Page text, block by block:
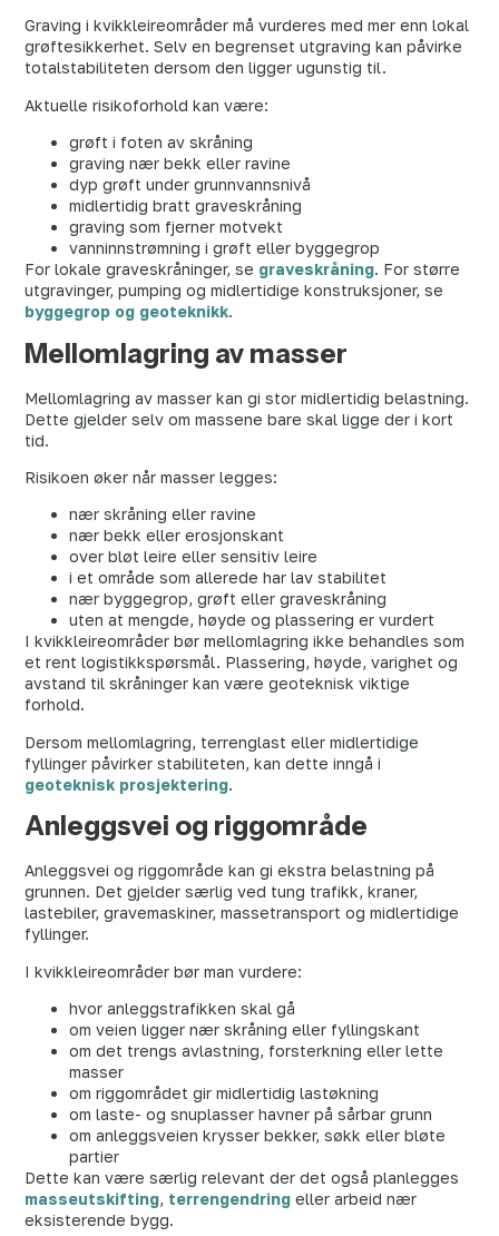
Graving i kvikkleireområder må vurderes med mer enn lokal
grøftesikkerhet. Selv en begrenset utgraving kan påvirke
totalstabiliteten dersom den ligger ugunstig til.
Aktuelle risikoforhold kan være:
grøft i foten av skråning
graving nær bekk eller ravine
dyp grøft under grunnvannsnivå
midlertidig bratt graveskråning
graving som fjerner motvekt
vanninnstrømning i grøft eller byggegrop
For lokale graveskråninger, se graveskråning. For større
utgravinger, pumping og midlertidige konstruksjoner, se
byggegrop og geoteknikk.
Mellomlagring av masser
Mellomlagring av masser kan gi stor midlertidig belastning.
Dette gjelder selv om massene bare skal ligge der i kort
tid.
Risikoen øker når masser legges:
nær skråning eller ravine
nær bekk eller erosjonskant
over bløt leire eller sensitiv leire
i et område som allerede har lav stabilitet
nær byggegrop, grøft eller graveskråning
uten at mengde, høyde og plassering er vurdert
I kvikkleireområder bør mellomlagring ikke behandles som
et rent logistikkspørsmål. Plassering, høyde, varighet og
avstand til skråninger kan være geoteknisk viktige
forhold.
Dersom mellomlagring, terrenglast eller midlertidige
fyllinger påvirker stabiliteten, kan dette inngå i
geoteknisk prosjektering.
Anleggsvei og riggområde
Anleggsvei og riggområde kan gi ekstra belastning på
grunnen. Det gjelder særlig ved tung trafikk, kraner,
lastebiler, gravemaskiner, massetransport og midlertidige
fyllinger.
I kvikkleireområder bør man vurdere:
hvor anleggstrafikken skal gå
om veien ligger nær skråning eller fyllingskant
om det trengs avlastning, forsterkning eller lette
masser
om riggområdet gir midlertidig lastøkning
om laste- og snuplasser havner på sårbar grunn
om anleggsveien krysser bekker, søkk eller bløte
partier
Dette kan være særlig relevant der det også planlegges
masseutskifting, terrengendring eller arbeid nær
eksisterende bygg.